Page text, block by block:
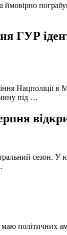
Нацполіції в
під …
сезон. У